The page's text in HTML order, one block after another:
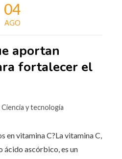
04
AGO
aportan
fortalecer el
Ciencia y tecnología
en vitamina C?La vitamina C,
ácido ascórbico, es un